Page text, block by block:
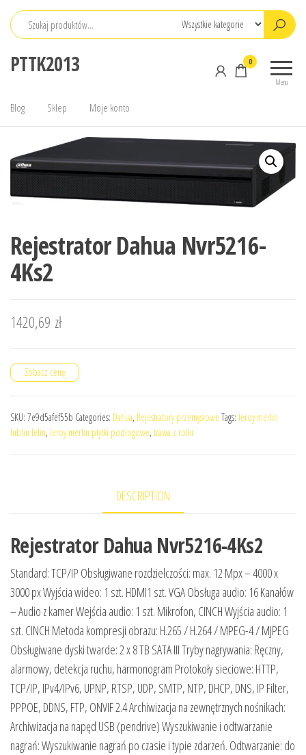
Przejdź
PTTK2013
Menu
0
Blog Sklep Moje konto
Rejestrator Dahua Nvr5216-
4Ks2
1420,69 zł
Zobacz cenę
SKU: 7e9d5afef55b Categories: Dahua, Rejestratory przemysłowe Tags: leroy merlin
lublin felin, leroy merlin płytki podłogowe, trawa z rolki
DESCRIPTION
Rejestrator Dahua Nvr5216-4Ks2
Standard: TCP/IP Obsługiwane rozdzielczości: max. 12 Mpx – 4000 x
3000 px Wyjścia wideo: 1 szt. HDMI1 szt. VGA Obsługa audio: 16 Kanałów
– Audio z kamer Wejścia audio: 1 szt. Mikrofon, CINCH Wyjścia audio: 1
szt. CINCH Metoda kompresji obrazu: H.265 / H.264 / MPEG-4 / MJPEG
Obsługiwane dyski twarde: 2 x 8 TB SATA III Tryby nagrywania: Ręczny,
alarmowy, detekcja ruchu, harmonogram Protokoły sieciowe: HTTP,
TCP/IP, IPv4/IPv6, UPNP, RTSP, UDP, SMTP, NTP, DHCP, DNS, IP Filter,
PPPOE, DDNS, FTP, ONVIF 2.4 Archiwizacja na zewnętrznych nośnikach:
Archiwizacja na napęd USB (pendrive) Wyszukiwanie i odtwarzanie
nagrań: Wyszukiwanie nagrań po czasie i typie zdarzeń. Odtwarzanie: do